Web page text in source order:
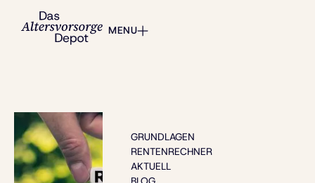
GRUNDLAGEN
RENTENRECHNER
AKTUELL
MENU